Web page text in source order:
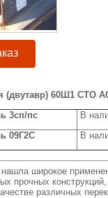
(двутавр) 60Ш1 СТО
3сп/пс В
09Г2С В
широкое
прочных
различных